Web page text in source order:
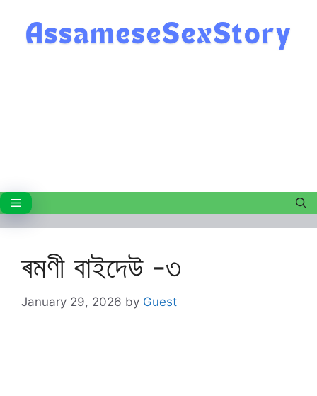
content
Menu
ৰমণী বাইদেউ -৩
January 29, 2026 by Guest